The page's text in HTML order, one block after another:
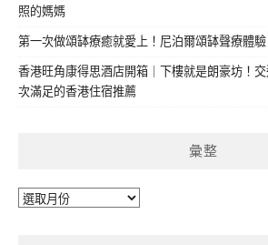
照的媽媽
第一次做頌缽療癒就愛上！尼泊爾頌缽聲療體
香港旺角康得思酒店開箱｜下樓就是朗豪坊！
次滿足的香港住宿推薦
彙整
彙